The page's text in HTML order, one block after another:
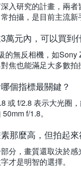
入研究的計畫，兩
拍攝，是目前主流新
萬元內，可以買到
的無反相機，如
焦也能滿足大多數拍
個指標最關鍵？
或 f/2.8 表示大光圈
f/1.8。
那麼高，但拍起
分，畫質還取決於
才是明智的選擇。